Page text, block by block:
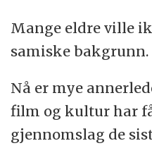
Mange eldre ville
samiske bakgrunn.
Nå er mye
film og kultur har
gjennomslag de